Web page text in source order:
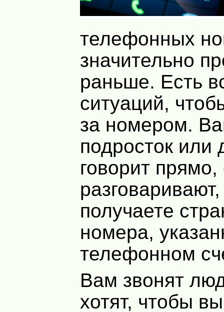
телефонных
значительно
раньше. Есть
ситуаций,
за номером.
подросток или
говорит
получаете
номера,
телефонном
Вам звонят
хотят, чтобы вы